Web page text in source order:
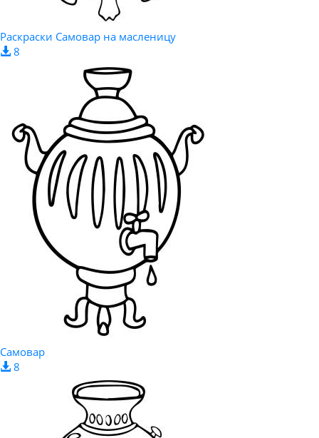
Раскраски Самовар на масленицу
8
Самовар
8